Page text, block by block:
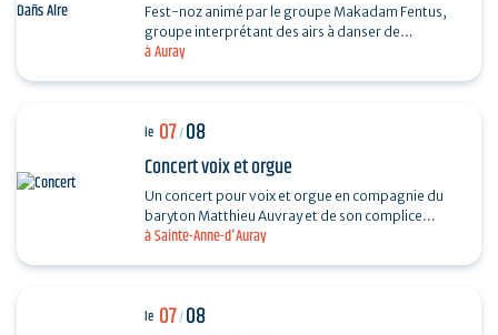
à Auray
Fest-noz animé par le groupe Makadam Fentus,
groupe interprétant des airs à danser de
Bretagne. Il propose des airs et des chants issus de
à Sainte-Anne-d'Auray
le 07/08
Concert voix et orgue
Un concert pour voix et orgue en compagnie du
baryton Matthieu Auvray et de son complice
Antoine Joly aux claviers, pour un moment
le 07/08